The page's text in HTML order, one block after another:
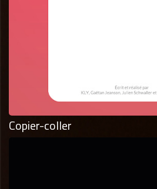
Copier-coller